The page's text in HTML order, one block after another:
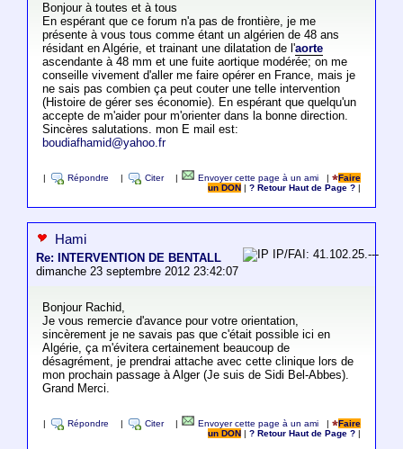
Bonjour à toutes et à tous
En espérant que ce forum n'a pas de frontière, je me
présente à vous tous comme étant un algérien de 48 ans
résidant en Algérie, et trainant une dilatation de l'aorte
ascendante à 48 mm et une fuite aortique modérée; on me
conseille vivement d'aller me faire opérer en France, mais je
ne sais pas combien ça peut couter une telle intervention
(Histoire de gérer ses économie). En espérant que quelqu'un
accepte de m'aider pour m'orienter dans la bonne direction.
Sincères salutations. mon E mail est:
boudiafhamid@yahoo.fr
Répondre Citer Envoyer cette page à un ami |
Faire
un DON
|? Retour Haut de Page ?
Hami
Re: INTERVENTION DE BENTALL
dimanche 23 septembre 2012 23:42:07
IP/FAI: 41.102.25.---
Bonjour Rachid,
Je vous remercie d'avance pour votre orientation,
sincèrement je ne savais pas que c'était possible ici en
Algérie, ça m'évitera certainement beaucoup de
désagrément, je prendrai attache avec cette clinique lors de
mon prochain passage à Alger (Je suis de Sidi Bel-Abbes).
Grand Merci.
Répondre Citer Envoyer cette page à un ami |
Faire
un DON
|? Retour Haut de Page ?